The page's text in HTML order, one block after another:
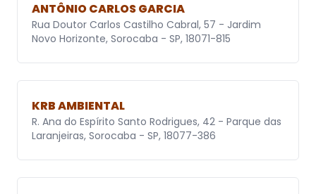
ANTÔNIO CARLOS GARCIA
Rua Doutor Carlos Castilho Cabral, 57 - Jardim
Novo Horizonte, Sorocaba - SP, 18071-815
KRB AMBIENTAL
R. Ana do Espírito Santo Rodrigues, 42 - Parque das
Laranjeiras, Sorocaba - SP, 18077-386